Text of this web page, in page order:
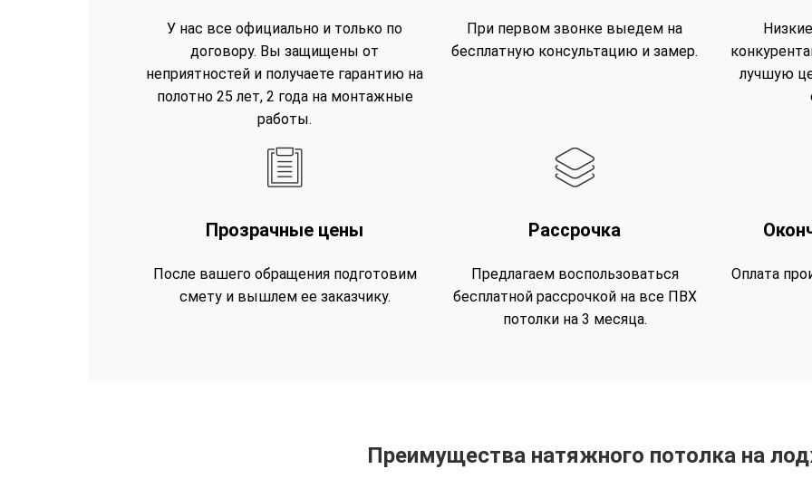
У нас все официально и только по
договору. Вы защищены от
неприятностей и получаете гарантию на
полотно 25 лет, 2 года на монтажные
работы.
При первом звонке выедем на
бесплатную консультацию и замер.
лучшую
Прозрачные цены
После вашего обращения подготовим
смету и вышлем ее заказчику.
Рассрочка
Предлагаем воспользоваться
бесплатной рассрочкой на все ПВХ
потолки на 3 месяца.
Оплата
Преимущества натяжного потолка на